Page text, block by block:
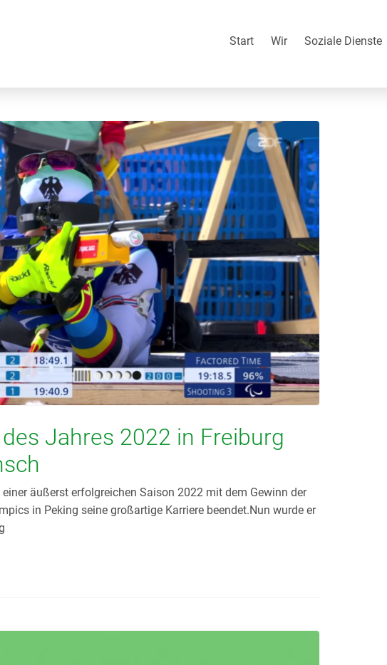
Start Wir Soziale Dienste
Jahres 2022 in Freiburg
äußerst erfolgreichen Saison 2022 mit dem Gewinn der
in Peking seine großartige Karriere beendet.Nun wurde er